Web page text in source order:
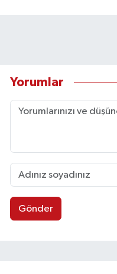
Yorumlar
Gönder